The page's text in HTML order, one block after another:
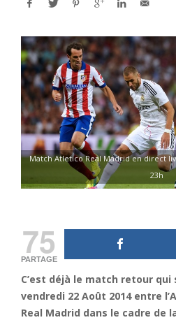
Match Atletico Real Madrid en direct
23h
75
PARTAGE
C’est déjà le match retour qui
vendredi 22 Août 2014 entre
Real Madrid dans le cadre de